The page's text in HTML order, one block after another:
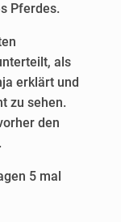
Pferdes.
als
erklärt und
zu sehen.
den
5 mal